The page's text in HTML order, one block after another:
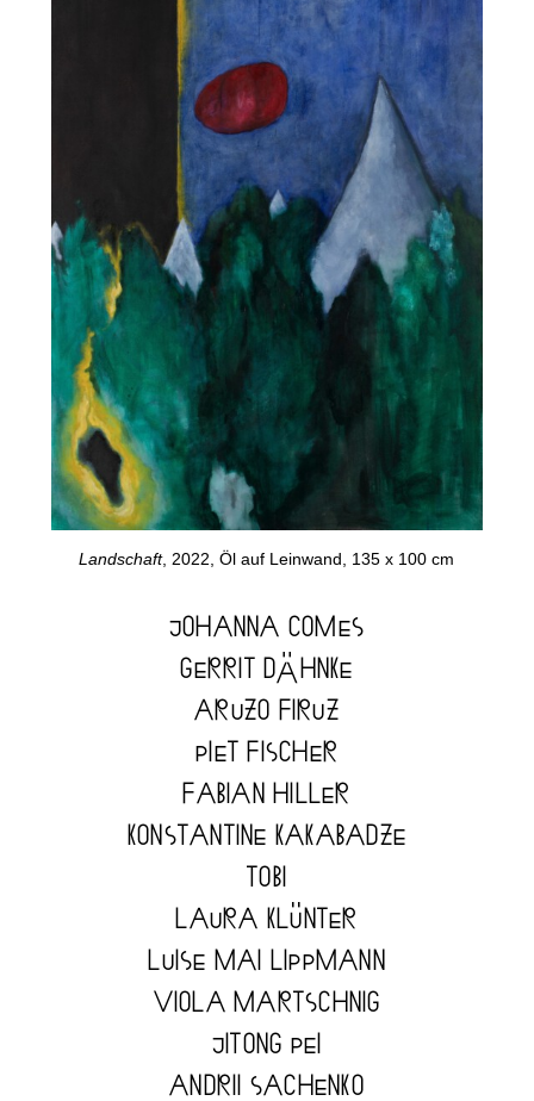
Landschaft, 2022, Öl auf Leinwand, 135 x 100 cm
JOHANNA COMES
GERRIT DÄHNKE
ARUZO FIRUZ
PIET FISCHER
FABIAN HILLER
KONSTANTINE KAKABADZE
TOBI
LAURA KLÜNTER
LUISE MAI LIPPMANN
VIOLA MARTSCHNIG
JITONG PEI
ANDRII SACHENKO